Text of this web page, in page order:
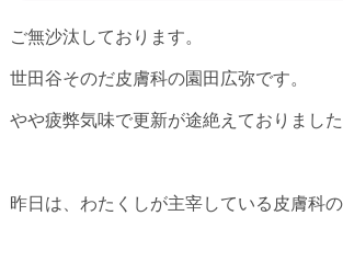
ご無沙汰しております。
世田谷そのだ皮膚科の園田広弥です。
やや疲弊気味で更新が途絶えておりました
昨日は、わたくしが主宰している皮膚科の